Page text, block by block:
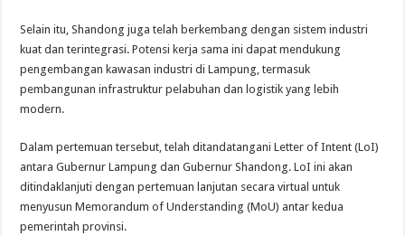
Selain itu, Shandong juga telah berkembang dengan sistem industri
kuat dan terintegrasi. Potensi kerja sama ini dapat mendukung
pengembangan kawasan industri di Lampung, termasuk
pembangunan infrastruktur pelabuhan dan logistik yang lebih
modern.
Dalam pertemuan tersebut, telah ditandatangani Letter of Intent (LoI)
antara Gubernur Lampung dan Gubernur Shandong. LoI ini akan
ditindaklanjuti dengan pertemuan lanjutan secara virtual untuk
menyusun Memorandum of Understanding (MoU) antar kedua
pemerintah provinsi.